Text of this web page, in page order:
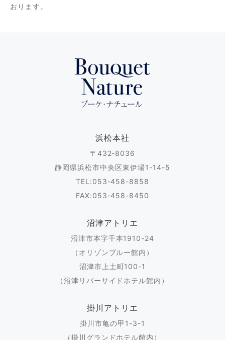
おります。
浜松本社
〒432-8036
静岡県浜松市中央区東伊場1-14-5
TEL:053-458-8858
FAX:053-458-8450
沼津アトリエ
沼津市本字千本1910-24
（オリゾンブルー館内）
沼津市上土町100-1
（沼津リバーサイドホテル館内）
掛川アトリエ
掛川市亀の甲1-3-1
（掛川グランドホテル館内）